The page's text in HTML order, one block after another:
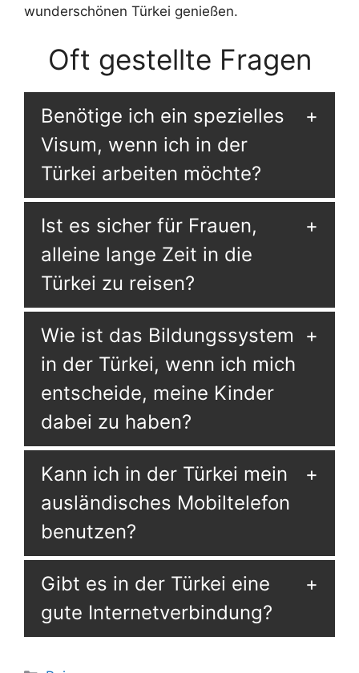
wunderschönen Türkei genießen.
Oft gestellte Fragen
Benötige ich ein spezielles
Visum, wenn ich in der
Türkei arbeiten möchte?
Ist es sicher für Frauen,
alleine lange Zeit in die
Türkei zu reisen?
Wie ist das Bildungssystem
in der Türkei, wenn ich mich
entscheide, meine Kinder
dabei zu haben?
Kann ich in der Türkei mein
ausländisches Mobiltelefon
benutzen?
Gibt es in der Türkei eine
gute Internetverbindung?